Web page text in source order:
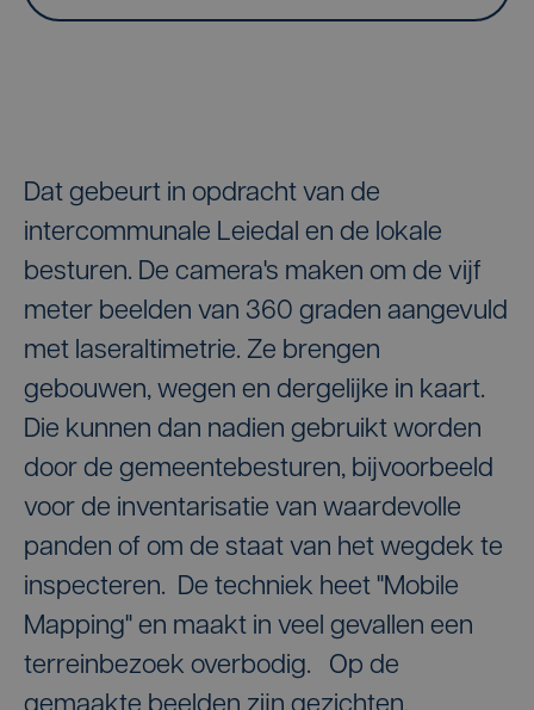
Dat gebeurt in opdracht van de
intercommunale Leiedal en de lokale
besturen. De camera's maken om de vijf
meter beelden van 360 graden aangevuld
met laseraltimetrie. Ze brengen
gebouwen, wegen en dergelijke in kaart.
Die kunnen dan nadien gebruikt worden
door de gemeentebesturen, bijvoorbeeld
voor de inventarisatie van waardevolle
panden of om de staat van het wegdek te
inspecteren. De techniek heet "Mobile
Mapping" en maakt in veel gevallen een
terreinbezoek overbodig. Op de